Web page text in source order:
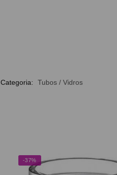
Categoria: Tubos / Vidros
-37%